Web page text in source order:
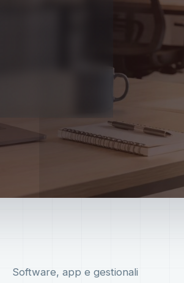
Software, app e gestionali